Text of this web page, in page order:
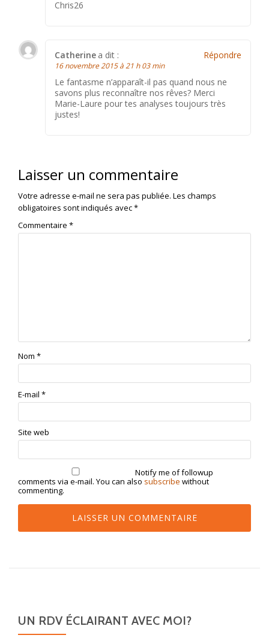
Chris26
Catherine a dit :
16 novembre 2015 à 21 h 03 min
Le fantasme n’apparaît-il pas quand nous ne
savons plus reconnaître nos rêves? Merci
Marie-Laure pour tes analyses toujours très
justes!
Répondre
Laisser un commentaire
Votre adresse e-mail ne sera pas publiée. Les champs
obligatoires sont indiqués avec*
Commentaire *
Nom *
E-mail *
Site web
Notify me of followup
comments via e-mail. You can also subscribe without
commenting.
UN RDV ÉCLAIRANT AVEC MOI?